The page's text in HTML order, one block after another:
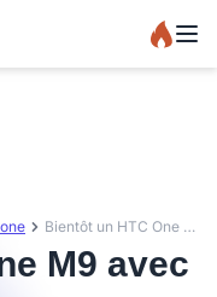
Bientôt un HTC One M9 avec 64 Go de mémoire interne ?
M9 avec